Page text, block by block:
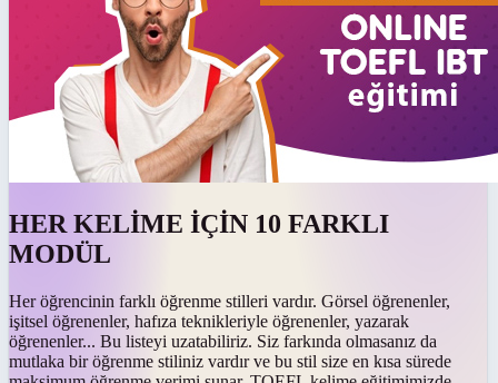
HER KELİME İÇİN 10 FARKLI
MODÜL
Her öğrencinin farklı öğrenme stilleri vardır. Görsel öğrenenler,
işitsel öğrenenler, hafıza teknikleriyle öğrenenler, yazarak
öğrenenler... Bu listeyi uzatabiliriz. Siz farkında olmasanız da
mutlaka bir öğrenme stiliniz vardır ve bu stil size en kısa sürede